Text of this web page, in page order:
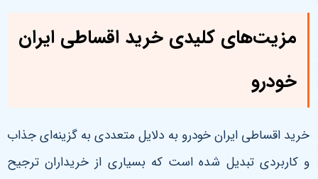
مزیت‌های کلیدی خرید اقساطی ایران
خودرو
خرید اقساطی ایران خودرو به دلایل متعددی به گزینه‌ای جذاب
و کاربردی تبدیل شده است که بسیاری از خریداران ترجیح